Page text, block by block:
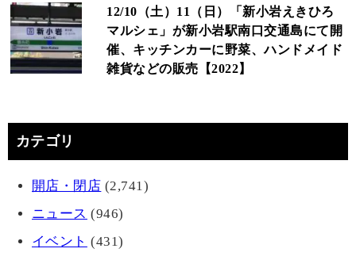
12/10（土）11（日）「新小岩えきひろ
マルシェ」が新小岩駅南口交通島にて開
催、キッチンカーに野菜、ハンドメイド
雑貨などの販売【2022】
カテゴリ
開店・閉店 (2,741)
ニュース (946)
イベント (431)